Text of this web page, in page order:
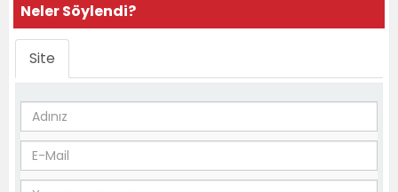
Neler Söylendi?
Site